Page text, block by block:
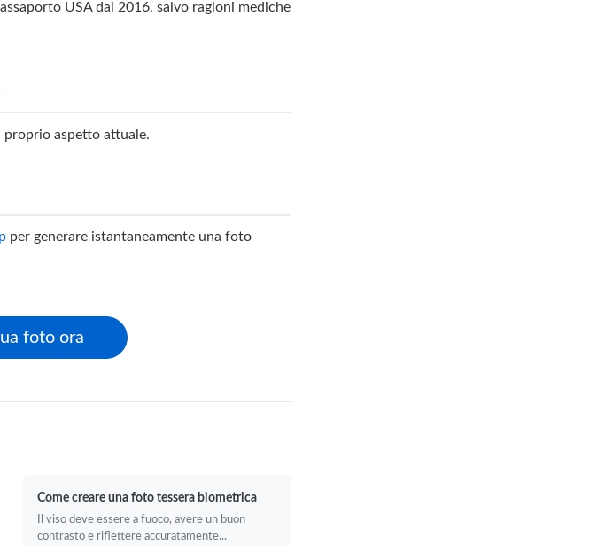
USA dal 2016, salvo ragioni mediche
proprio aspetto attuale.
per generare istantaneamente una foto
foto ora
Come creare una foto tessera biometrica
Il viso deve essere a fuoco, avere un buon
contrasto e riflettere accuratamente...